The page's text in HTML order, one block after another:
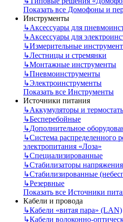
Показать все Домофоны и
Инструменты
↳Аксессуары для
↳Аксессуары для
↳Измерительные
↳Лестницы и стремянки
↳Монтажные инструменты
↳Пневмоинструменты
↳Электроинструменты
Показать все Инструменты
Источники питания
↳Аккумуляторы и
↳Бесперебойные
↳Дополнительное
↳Система распределенного
электропитания «Лоза»
↳Специализированные
↳Стабилизаторы напряжения
↳Стабилизированные
↳Резервные
Показать все Источники
Кабели и провода
↳Кабели «витая пара» (LAN)
↳Кабели волоконно-